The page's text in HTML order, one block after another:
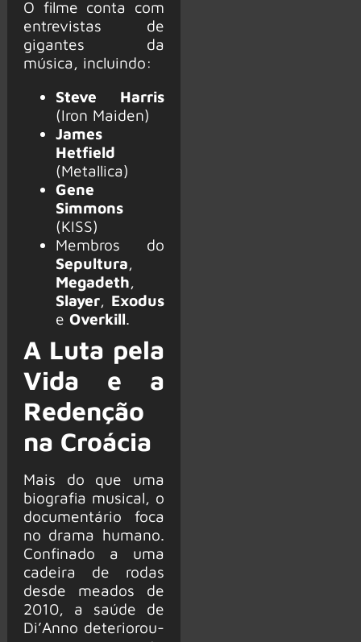
O filme conta com
entrevistas de
gigantes da
música, incluindo:
Steve Harris
(Iron Maiden)
James
Hetfield
(Metallica)
Gene
Simmons
(KISS)
Membros do
Sepultura,
Megadeth,
Slayer, Exodus
e Overkill.
A Luta pela
Vida e a
Redenção
na Croácia
Mais do que uma
biografia musical, o
documentário foca
no drama humano.
Confinado a uma
cadeira de rodas
desde meados de
2010, a saúde de
Di’Anno deteriorou-